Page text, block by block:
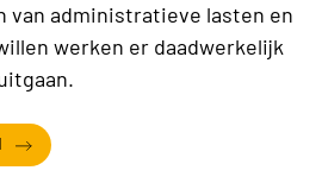
van administratieve lasten en
werken er daadwerkelijk